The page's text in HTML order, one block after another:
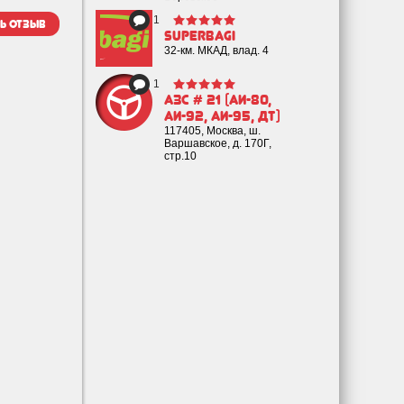
1
SuperBagi
32-км. МКАД, влад. 4
1
Азс # 21 (аи-80,
Аи-92, Аи-95, дт)
117405, Москва, ш.
Варшавское, д. 170Г,
стр.10
отзыв